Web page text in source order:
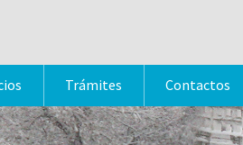
Trámites Contactos